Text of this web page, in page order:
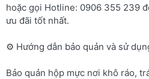
hoặc gọi Hotline: 0906 355 239
ưu đãi tốt nhất.
⚙️ Hướng dẫn bảo quản và sử
Bảo quản hộp mực nơi khô ráo,